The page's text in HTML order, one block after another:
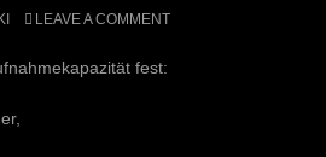
LEAVE A COMMENT
fest: